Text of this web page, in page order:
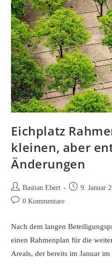
Eichplatz
kleinen, aber
Änderungen
Beitrags-
Autor:
Bastian Ebert
Beitrag9. Januar
Beitrags-0 Kommentare
Nach dem langen
einen Rahmenplan für die
Areals, der bereits im Januar